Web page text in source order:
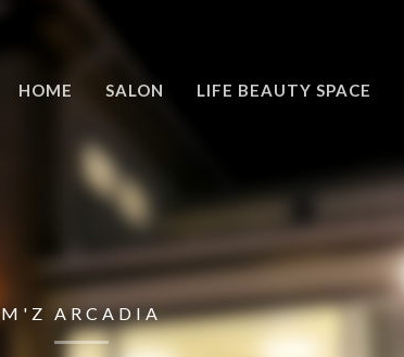
HOME SALON LIFE BEAUTY SPACE
M'Z ARCADIA